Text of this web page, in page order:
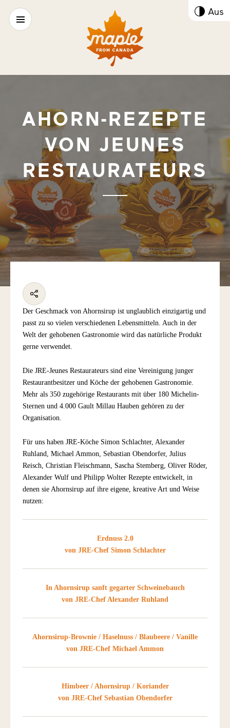
Aus
AHORN-REZEPTE
VON JEUNES
RESTAURATEURS
Der Geschmack von Ahornsirup ist unglaublich einzigartig und
passt zu so vielen verschiedenen Lebensmitteln. Auch in der
Welt der gehobenen Gastronomie wird das natürliche Produkt
gerne verwendet.
Die JRE-Jeunes Restaurateurs sind eine Vereinigung junger
Restaurantbesitzer und Köche der gehobenen Gastronomie.
Mehr als 350 zugehörige Restaurants mit über 180 Michelin-
Sternen und 4.000 Gault Millau Hauben gehören zu der
Organisation.
Für uns haben JRE-Köche Simon Schlachter, Alexander
Ruhland, Michael Ammon, Sebastian Obendorfer, Julius
Reisch, Christian Fleischmann, Sascha Stemberg, Oliver Röder,
Alexander Wulf und Philipp Wolter Rezepte entwickelt, in
denen sie Ahornsirup auf ihre eigene, kreative Art und Weise
nutzen:
Erdnuss 2.0
von JRE-Chef Simon Schlachter
In Ahornsirup sanft gegarter Schweinebauch
von JRE-Chef Alexander Ruhland
Ahornsirup-Brownie / Haselnuss / Blaubeere / Vanille
von JRE-Chef Michael Ammon
Himbeer / Ahornsirup / Koriander
von JRE-Chef Sebastian Obendorfer